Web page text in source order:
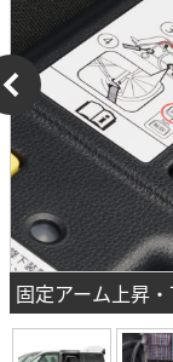
固定アーム上昇